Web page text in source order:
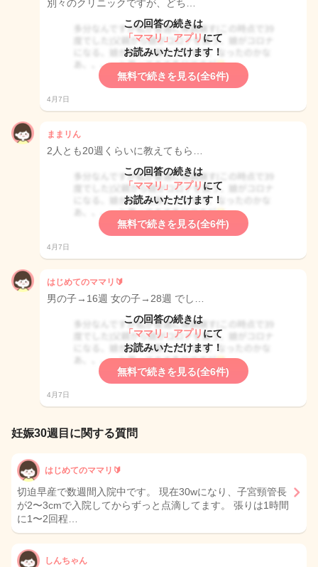
別々のクリニックですが、どち…
この回答の続きは
「ママリ」アプリ にて
お読みいただけます！
無料で続きを見る(全6件)
4月7日
ままリん
2人とも20週くらいに教えてもら…
この回答の続きは
「ママリ」アプリ にて
お読みいただけます！
無料で続きを見る(全6件)
4月7日
はじめてのママリ🔰
男の子→16週 女の子→28週 でし…
この回答の続きは
「ママリ」アプリ にて
お読みいただけます！
無料で続きを見る(全6件)
4月7日
妊娠30週目に関する質問
はじめてのママリ🔰
切迫早産で数週間入院中です。 現在30wになり、子宮頸管長
が2〜3cmで入院してからずっと点滴してます。 張りは1時間
に1〜2回程…
しんちゃん